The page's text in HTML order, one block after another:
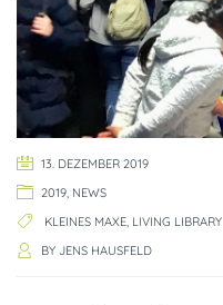
13. DEZEMBER 2019
2019, NEWS
KLEINES MAXE, LIVING LIBRARY
BY JENS HAUSFELD